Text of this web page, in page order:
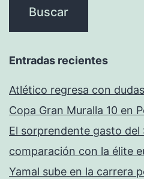
Entradas recientes
Atlético regresa con
Copa Gran Muralla 10 en
El sorprendente gasto del
comparación con la élite
Yamal sube en la carrera